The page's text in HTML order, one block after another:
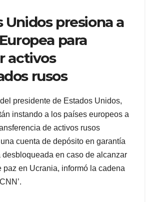
Unidos presiona a
para
activos
rusos
presidente de Estados Unidos,
instando a los países europeos a
de activos rusos
cuenta de depósito en garantía
desbloqueada en caso de alcanzar
paz en Ucrania, informó la cadena